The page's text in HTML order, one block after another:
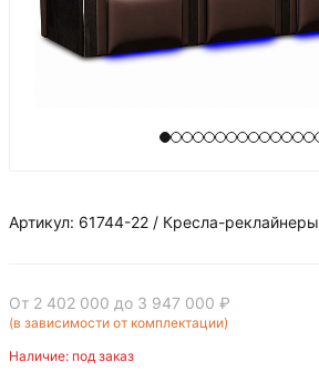
Артикул: 61744-22 / Кресла-реклайнеры
От 2 402 000 до 3 947 000 ₽
(в зависимости от комплектации)
Наличие: под заказ